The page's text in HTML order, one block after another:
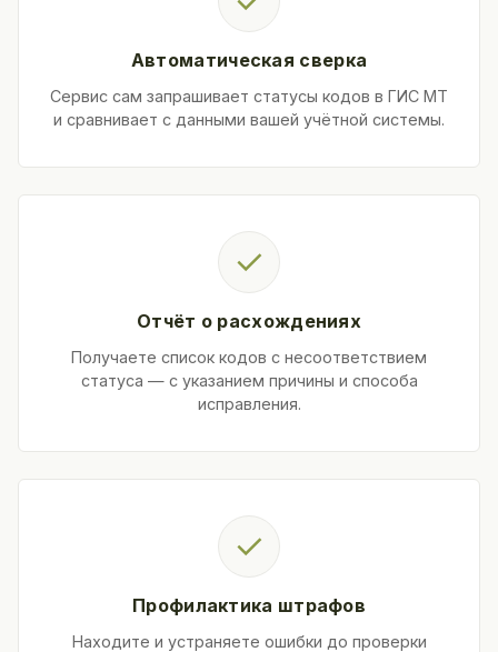
Автоматическая сверка
Сервис сам запрашивает статусы кодов в ГИС МТ
и сравнивает с данными вашей учётной системы.
✓
Отчёт о расхождениях
Получаете список кодов с несоответствием
статуса — с указанием причины и способа
исправления.
✓
Профилактика штрафов
Находите и устраняете ошибки до проверки